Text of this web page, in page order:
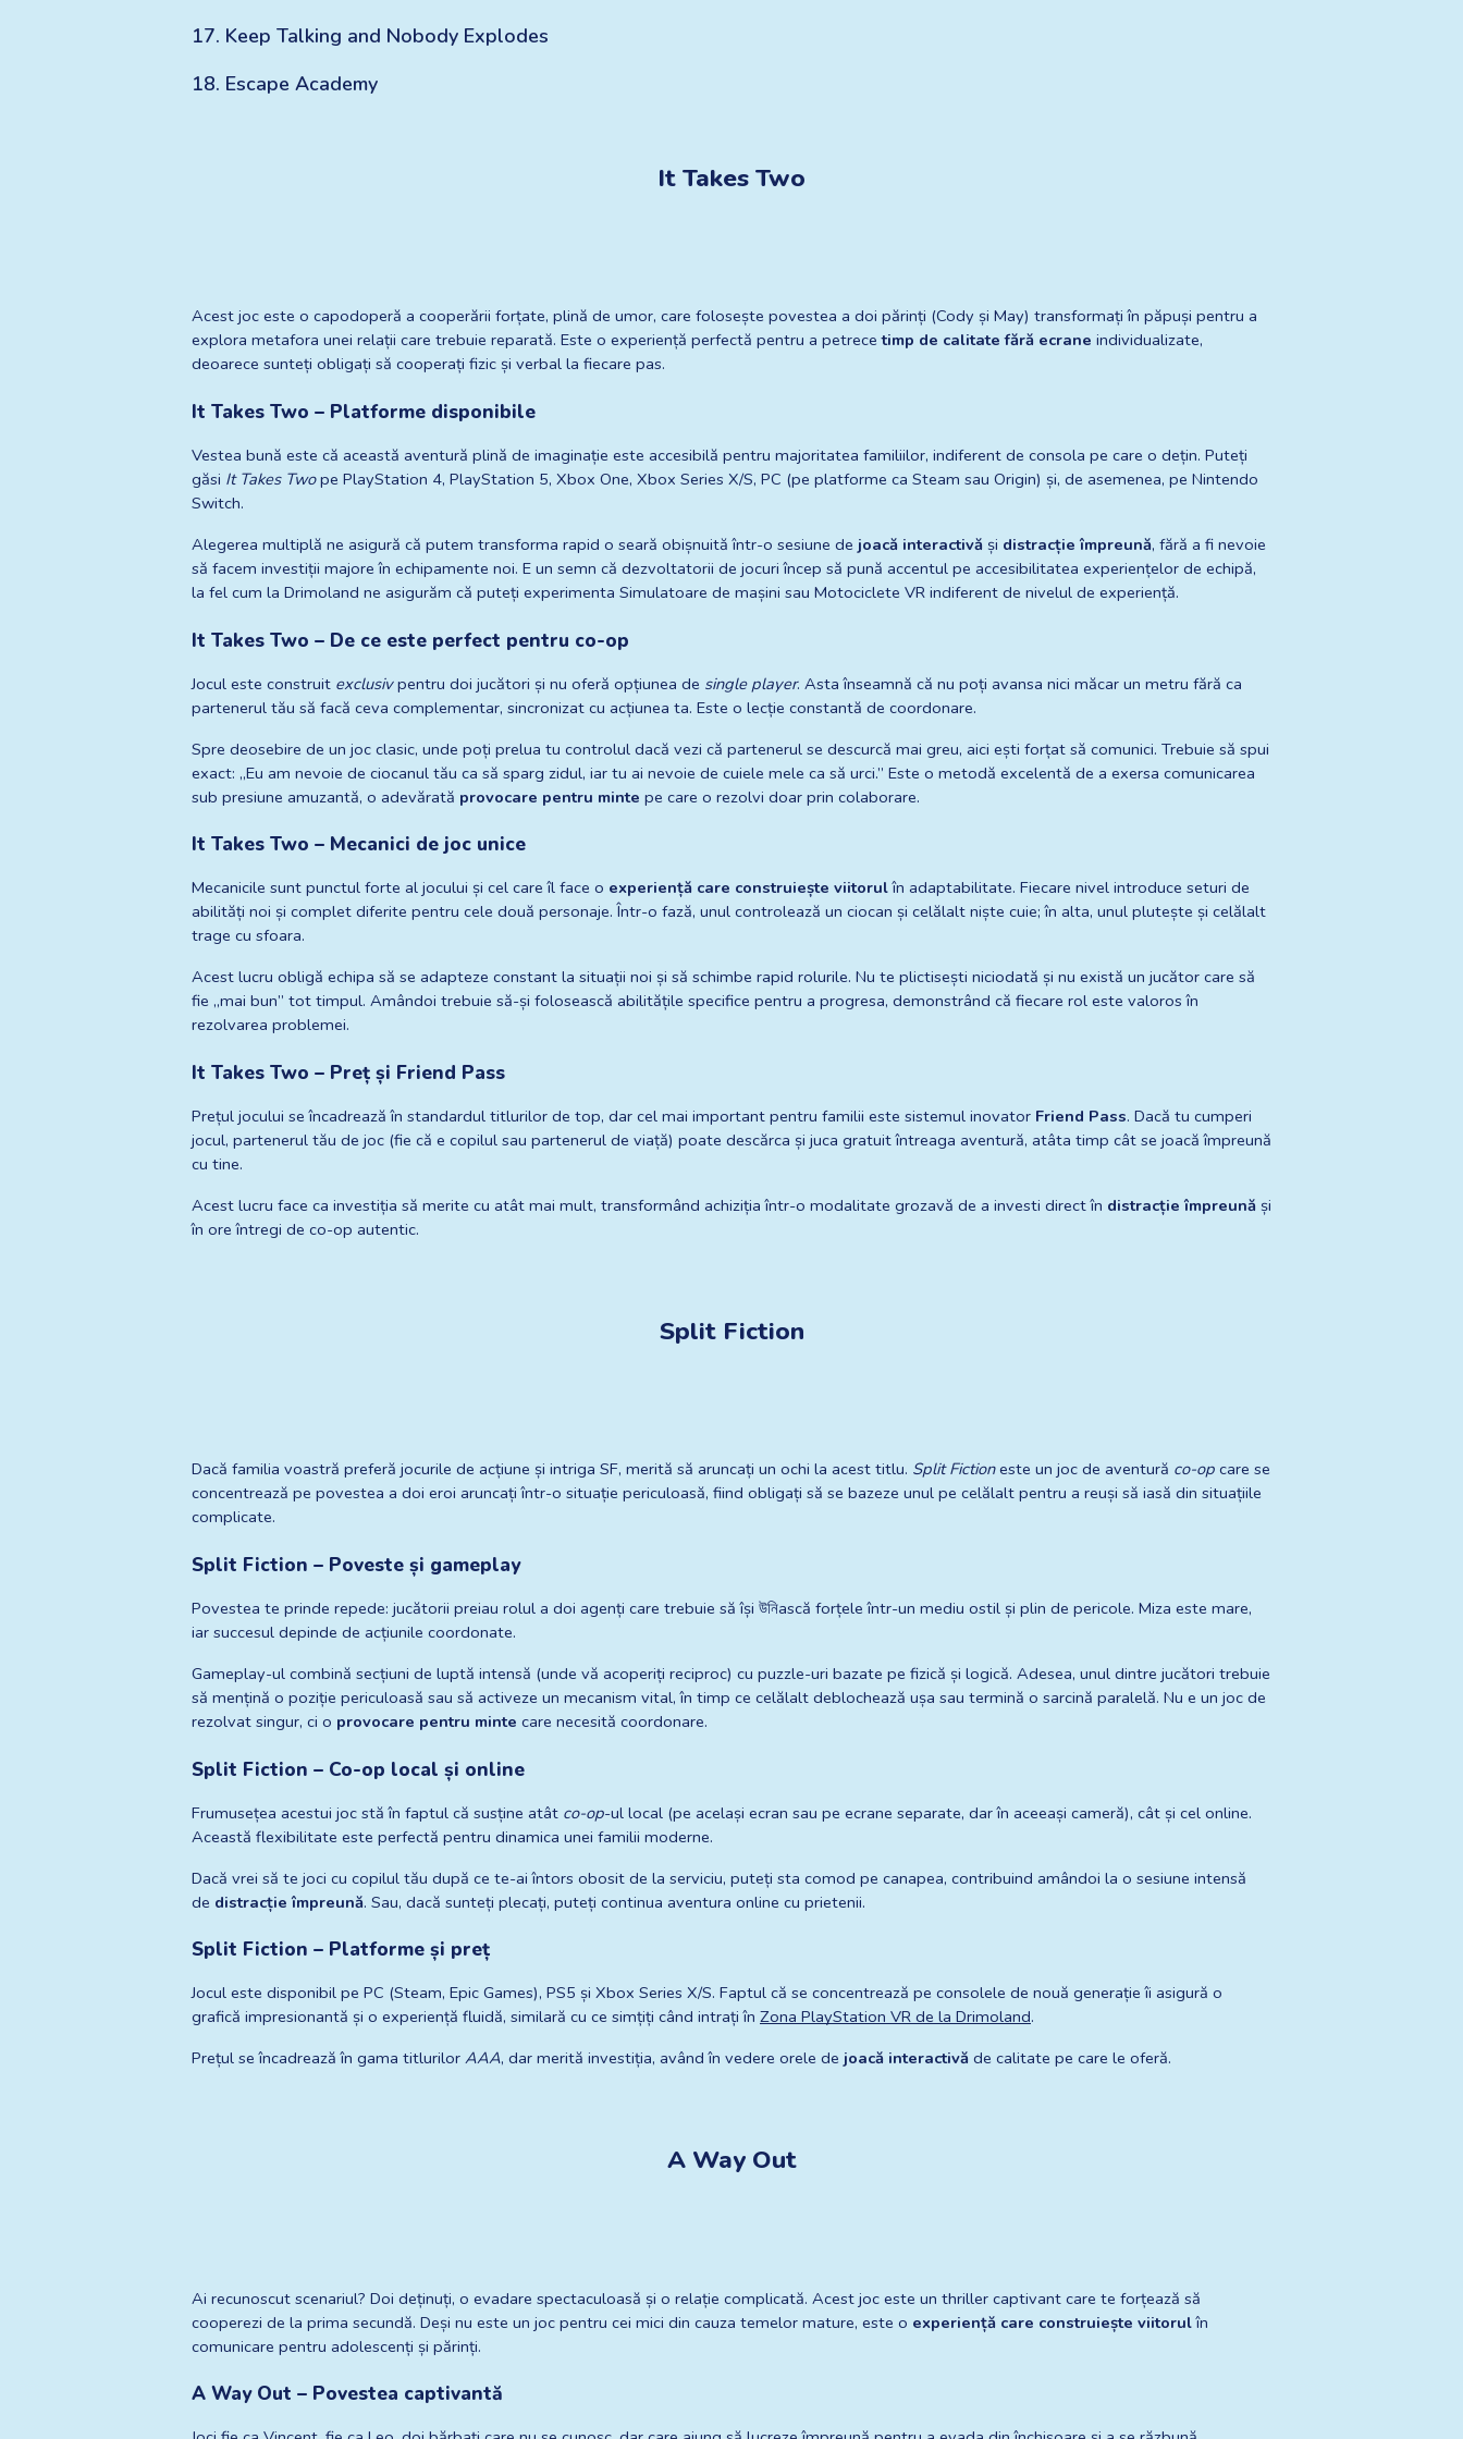
17. Keep Talking and Nobody Explodes
18. Escape Academy
It Takes Two
Acest joc este o capodoperă a cooperării forțate, plină de umor, care folosește povestea a doi părinți (Cody și May) transformați în păpuși pentru a
explora metafora unei relații care trebuie reparată. Este o experiență perfectă pentru a petrece timp de calitate fără ecrane individualizate,
deoarece sunteți obligați să cooperați fizic și verbal la fiecare pas.
It Takes Two – Platforme disponibile
Vestea bună este că această aventură plină de imaginație este accesibilă pentru majoritatea familiilor, indiferent de consola pe care o dețin. Puteți
găsi It Takes Two pe PlayStation 4, PlayStation 5, Xbox One, Xbox Series X/S, PC (pe platforme ca Steam sau Origin) și, de asemenea, pe Nintendo
Switch.
Alegerea multiplă ne asigură că putem transforma rapid o seară obișnuită într-o sesiune de joacă interactivă și distracție împreună, fără a fi nevoie
să facem investiții majore în echipamente noi. E un semn că dezvoltatorii de jocuri încep să pună accentul pe accesibilitatea experiențelor de echipă,
la fel cum la Drimoland ne asigurăm că puteți experimenta Simulatoare de mașini sau Motociclete VR indiferent de nivelul de experiență.
It Takes Two – De ce este perfect pentru co-op
Jocul este construit exclusiv pentru doi jucători și nu oferă opțiunea de single player. Asta înseamnă că nu poți avansa nici măcar un metru fără ca
partenerul tău să facă ceva complementar, sincronizat cu acțiunea ta. Este o lecție constantă de coordonare.
Spre deosebire de un joc clasic, unde poți prelua tu controlul dacă vezi că partenerul se descurcă mai greu, aici ești forțat să comunici. Trebuie să spui
exact: „Eu am nevoie de ciocanul tău ca să sparg zidul, iar tu ai nevoie de cuiele mele ca să urci.” Este o metodă excelentă de a exersa comunicarea
sub presiune amuzantă, o adevărată provocare pentru minte pe care o rezolvi doar prin colaborare.
It Takes Two – Mecanici de joc unice
Mecanicile sunt punctul forte al jocului și cel care îl face o experiență care construiește viitorul în adaptabilitate. Fiecare nivel introduce seturi de
abilități noi și complet diferite pentru cele două personaje. Într-o fază, unul controlează un ciocan și celălalt niște cuie; în alta, unul plutește și celălalt
trage cu sfoara.
Acest lucru obligă echipa să se adapteze constant la situații noi și să schimbe rapid rolurile. Nu te plictisești niciodată și nu există un jucător care să
fie „mai bun” tot timpul. Amândoi trebuie să-și folosească abilitățile specifice pentru a progresa, demonstrând că fiecare rol este valoros în
rezolvarea problemei.
It Takes Two – Preț și Friend Pass
Prețul jocului se încadrează în standardul titlurilor de top, dar cel mai important pentru familii este sistemul inovator Friend Pass. Dacă tu cumperi
jocul, partenerul tău de joc (fie că e copilul sau partenerul de viață) poate descărca și juca gratuit întreaga aventură, atâta timp cât se joacă împreună
cu tine.
Acest lucru face ca investiția să merite cu atât mai mult, transformând achiziția într-o modalitate grozavă de a investi direct în distracție împreună și
în ore întregi de co-op autentic.
Split Fiction
Dacă familia voastră preferă jocurile de acțiune și intriga SF, merită să aruncați un ochi la acest titlu. Split Fiction este un joc de aventură co-op care se
concentrează pe povestea a doi eroi aruncați într-o situație periculoasă, fiind obligați să se bazeze unul pe celălalt pentru a reuși să iasă din situațiile
complicate.
Split Fiction – Poveste și gameplay
Povestea te prinde repede: jucătorii preiau rolul a doi agenți care trebuie să își উনিască forțele într-un mediu ostil și plin de pericole. Miza este mare,
iar succesul depinde de acțiunile coordonate.
Gameplay-ul combină secțiuni de luptă intensă (unde vă acoperiți reciproc) cu puzzle-uri bazate pe fizică și logică. Adesea, unul dintre jucători trebuie
să mențină o poziție periculoasă sau să activeze un mecanism vital, în timp ce celălalt deblochează ușa sau termină o sarcină paralelă. Nu e un joc de
rezolvat singur, ci o provocare pentru minte care necesită coordonare.
Split Fiction – Co-op local și online
Frumusețea acestui joc stă în faptul că susține atât co-op-ul local (pe același ecran sau pe ecrane separate, dar în aceeași cameră), cât și cel online.
Această flexibilitate este perfectă pentru dinamica unei familii moderne.
Dacă vrei să te joci cu copilul tău după ce te-ai întors obosit de la serviciu, puteți sta comod pe canapea, contribuind amândoi la o sesiune intensă
de distracție împreună. Sau, dacă sunteți plecați, puteți continua aventura online cu prietenii.
Split Fiction – Platforme și preț
Jocul este disponibil pe PC (Steam, Epic Games), PS5 și Xbox Series X/S. Faptul că se concentrează pe consolele de nouă generație îi asigură o
grafică impresionantă și o experiență fluidă, similară cu ce simțiți când intrați în Zona PlayStation VR de la Drimoland.
Prețul se încadrează în gama titlurilor AAA, dar merită investiția, având în vedere orele de joacă interactivă de calitate pe care le oferă.
A Way Out
Ai recunoscut scenariul? Doi deținuți, o evadare spectaculoasă și o relație complicată. Acest joc este un thriller captivant care te forțează să
cooperezi de la prima secundă. Deși nu este un joc pentru cei mici din cauza temelor mature, este o experiență care construiește viitorul în
comunicare pentru adolescenți și părinți.
A Way Out – Povestea captivantă